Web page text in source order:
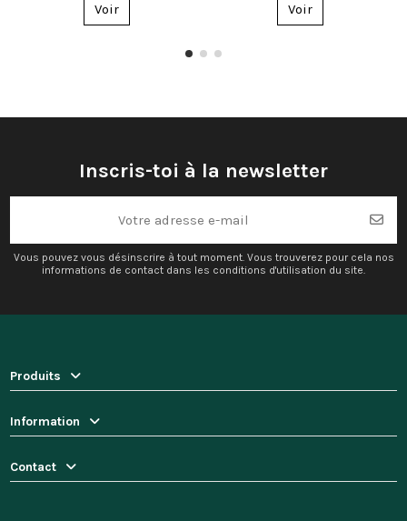
Voir Voir
Inscris-toi à la newsletter
Vous pouvez vous désinscrire à tout moment. Vous trouverez pour cela nos
informations de contact dans les conditions d'utilisation du site.
Produits
Information
Contact